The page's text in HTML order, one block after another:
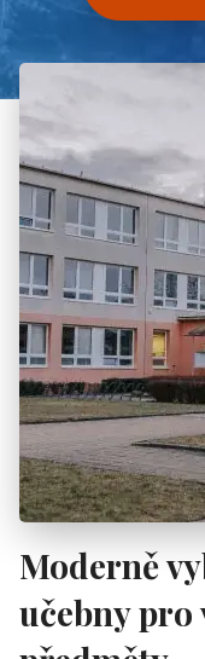
Tělocvična
areál